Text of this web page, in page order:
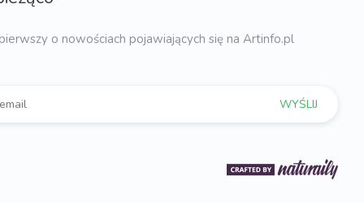
o nowościach pojawiających się na Artinfo.pl
WYŚLIJ